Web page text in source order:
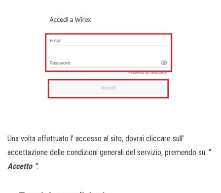
Una volta effettuato l’ accesso al sito, dovrai cliccare sull’
accettazione delle condizioni generali del servizio, premendo su ”
Accetto “.